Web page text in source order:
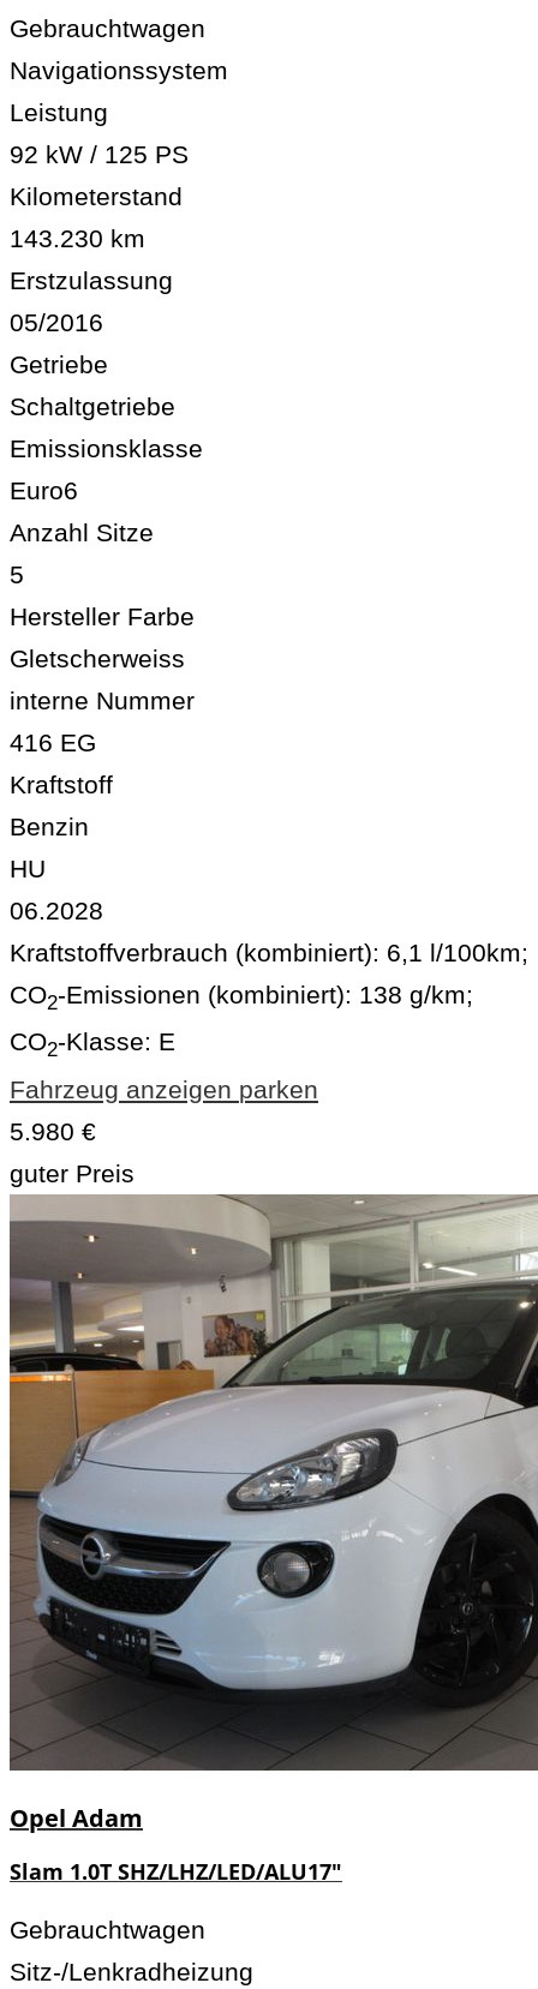
Gebrauchtwagen
Navigationssystem
Leistung
92 kW / 125 PS
Kilometerstand
143.230 km
Erstzulassung
05/2016
Getriebe
Schaltgetriebe
Emissionsklasse
Euro6
Anzahl Sitze
5
Hersteller Farbe
Gletscherweiss
interne Nummer
416 EG
Kraftstoff
Benzin
HU
06.2028
Kraftstoffverbrauch (kombiniert): 6,1 l/100km;
CO2-Emissionen (kombiniert): 138 g/km;
CO2-Klasse: E
Fahrzeug anzeigen parken
5.980 €
guter Preis
Opel Adam
Slam 1.0T SHZ/LHZ/LED/ALU17"
Gebrauchtwagen
Sitz-/Lenkradheizung